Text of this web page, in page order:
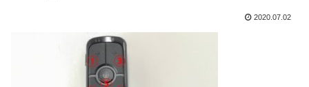
2020.07.02